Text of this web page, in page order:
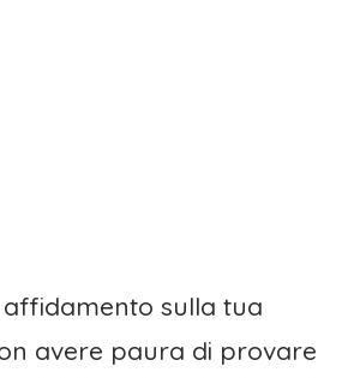
affidamento sulla tua
avere paura di provare